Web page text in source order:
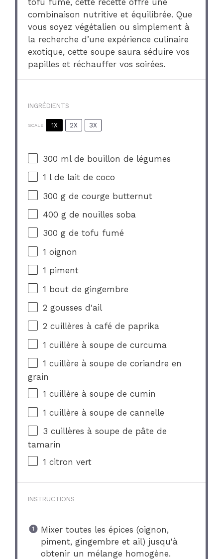
combinaison nutritive et équilibrée. Que
vous soyez végétalien ou simplement à
la recherche d’une expérience culinaire
exotique, cette soupe saura séduire vos
papilles et réchauffer vos soirées.
INGRÉDIENTS
SCALE 1X 2X 3X
300 ml de bouillon de légumes
1 l de lait de coco
300 g de courge butternut
400 g de nouilles soba
300 g de tofu fumé
1 oignon
1 piment
1 bout de gingembre
2 gousses d'ail
2 cuillères à café de paprika
1 cuillère à soupe de curcuma
1 cuillère à soupe de coriandre en
grain
1 cuillère à soupe de cumin
1 cuillère à soupe de cannelle
3 cuillères à soupe de pâte de
tamarin
1 citron vert
INSTRUCTIONS
Mixer toutes les épices (oignon,
piment, gingembre et ail) jusqu'à
obtenir un mélange homogène.